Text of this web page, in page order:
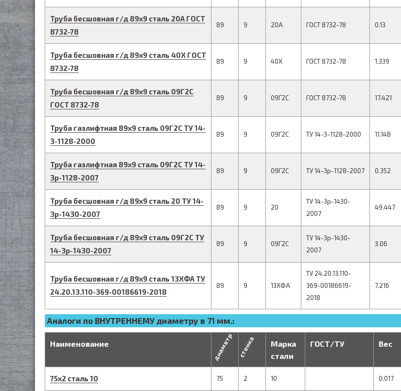
Труба бесшовная г/д 89х9 сталь 20А ГОСТ
8732-78
89 9 20А ГОСТ 8732-78 0.13
Труба бесшовная г/д 89х9 сталь 40Х ГОСТ
8732-78
89 9 40Х ГОСТ 8732-78 1.339
Труба бесшовная г/д 89х9 сталь 09Г2С
ГОСТ 8732-78
89 9 09Г2С ГОСТ 8732-78 17.421
Труба газлифтная 89х9 сталь 09Г2С ТУ 14-
3-1128-2000
89 9 09Г2С ТУ 14-3-1128-2000 11.148
Труба газлифтная 89х9 сталь 09Г2С ТУ 14-
3р-1128-2007
89 9 09Г2С ТУ 14-3р-1128-2007 0.352
Труба бесшовная г/д 89х9 сталь 20 ТУ 14-
3р-1430-2007
89 9 20
ТУ 14-3р-1430-
2007
49.447
Труба бесшовная г/д 89х9 сталь 09Г2С ТУ
14-3р-1430-2007
89 9 09Г2С
ТУ 14-3р-1430-
2007
3.06
Труба бесшовная г/д 89х9 сталь 13ХФА ТУ
24.20.13.110-369-00186619-2018
89 9 13ХФА
ТУ 24.20.13.110-
369-00186619-
2018
7.216
Аналоги по ВНУТРЕННЕМУ диаметру в 71 мм.:
Наименование диаметр стенка
Марка
стали
ГОСТ/ТУ Вес
75х2 сталь 10 75 2 10 0.017